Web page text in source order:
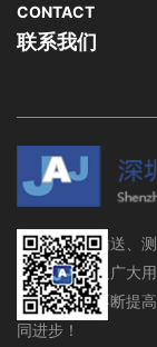
CONTACT
联系我们
流体存储、输送、
设备制造商及广大
在行业领域不断提
同进步！